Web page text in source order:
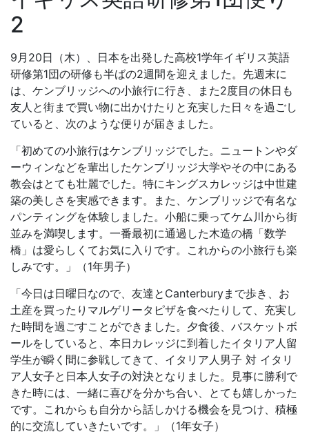
2
9月20日（木）、日本を出発した高校1学年イギリス英語
研修第1団の研修も半ばの2週間を迎えました。先週末に
は、ケンブリッジへの小旅行に行き、また2度目の休日も
友人と街まで買い物に出かけたりと充実した日々を過ごし
ていると、次のような便りが届きました。
「初めての小旅行はケンブリッジでした。ニュートンやダ
ーウィンなどを輩出したケンブリッジ大学やその中にある
教会はとても壮麗でした。特にキングスカレッジは中世建
築の美しさを実感できます。また、ケンブリッジで有名な
パンティングを体験しました。小船に乗ってケム川から街
並みを満喫します。一番最初に通過した木造の橋「数学
橋」は愛らしくてお気に入りです。これからの小旅行も楽
しみです。」（1年男子）
「今日は日曜日なので、友達とCanterburyまで歩き、お
土産を買ったりマルゲリータピザを食べたりして、充実し
た時間を過ごすことができました。夕食後、バスケットボ
ールをしていると、本日カレッジに到着したイタリア人留
学生が瞬く間に参戦してきて、イタリア人男子 対 イタリ
ア人女子と日本人女子の対決となりました。見事に勝利で
きた時には、一緒に喜びを分かち合い、とても嬉しかった
です。これからも自分から話しかける機会を見つけ、積極
的に交流していきたいです。」（1年女子）